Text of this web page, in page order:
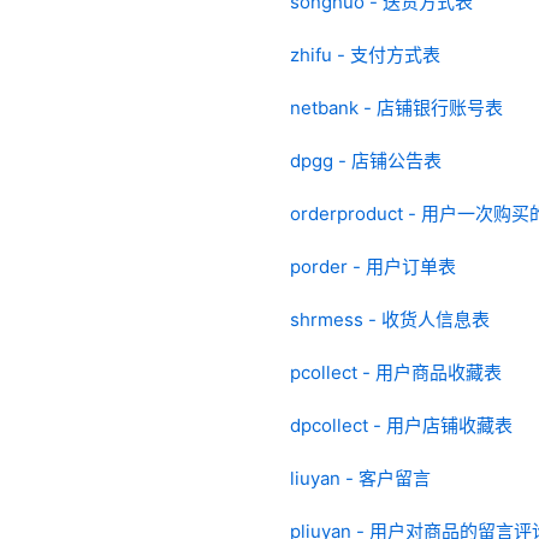
zhifu - 支付方式表
netbank - 店铺银行账号表
dpgg - 店铺公告表
orderproduct - 用户一次购买
porder - 用户订单表
shrmess - 收货人信息表
pcollect - 用户商品收藏表
dpcollect - 用户店铺收藏表
liuyan - 客户留言
pliuyan - 用户对商品的留言评